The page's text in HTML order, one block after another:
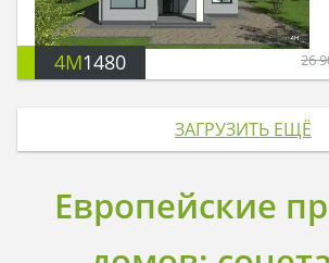
4M1480 26
ЗАГРУЗИТЬ ЕЩЁ
Европейские